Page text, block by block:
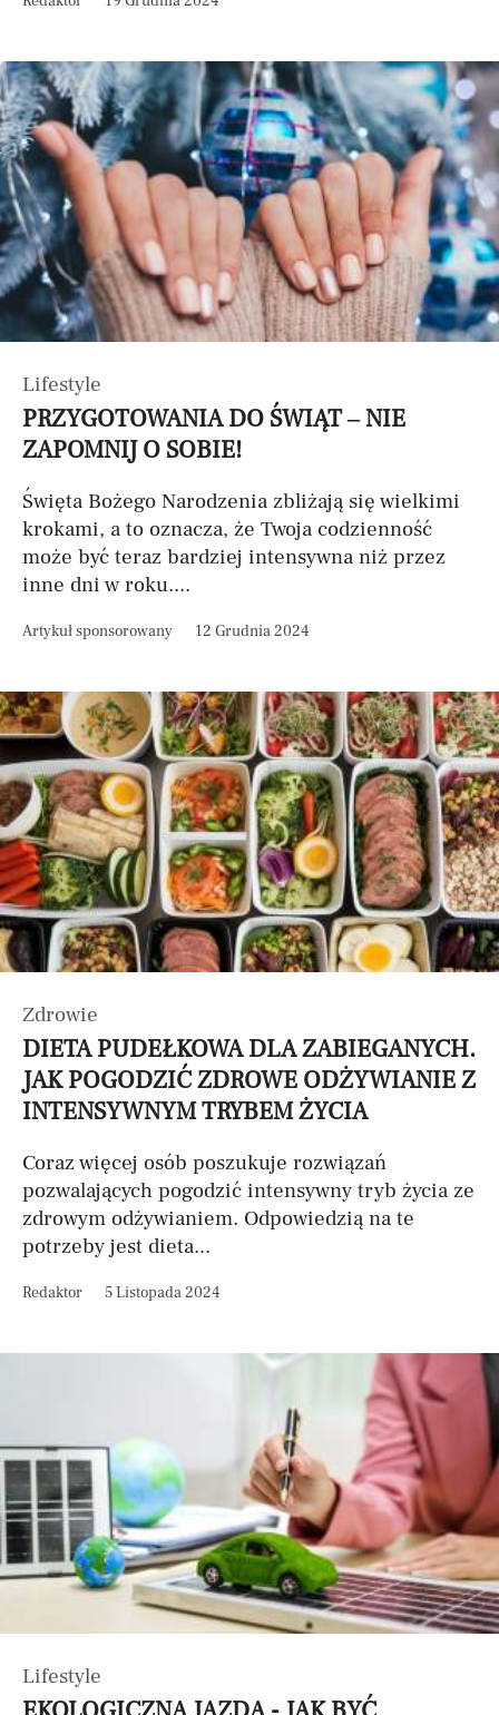
Lifestyle
PRZYGOTOWANIA DO ŚWIĄT – NIE
ZAPOMNIJ O SOBIE!
Święta Bożego Narodzenia zbliżają się wielkimi
krokami, a to oznacza, że Twoja codzienność
może być teraz bardziej intensywna niż przez
inne dni w roku....
Artykuł sponsorowany 12 Grudnia 2024
Zdrowie
DIETA PUDEŁKOWA DLA ZABIEGANYCH.
JAK POGODZIĆ ZDROWE ODŻYWIANIE Z
INTENSYWNYM TRYBEM ŻYCIA
Coraz więcej osób poszukuje rozwiązań
pozwalających pogodzić intensywny tryb życia ze
zdrowym odżywianiem. Odpowiedzią na te
potrzeby jest dieta...
Redaktor 5 Listopada 2024
Lifestyle